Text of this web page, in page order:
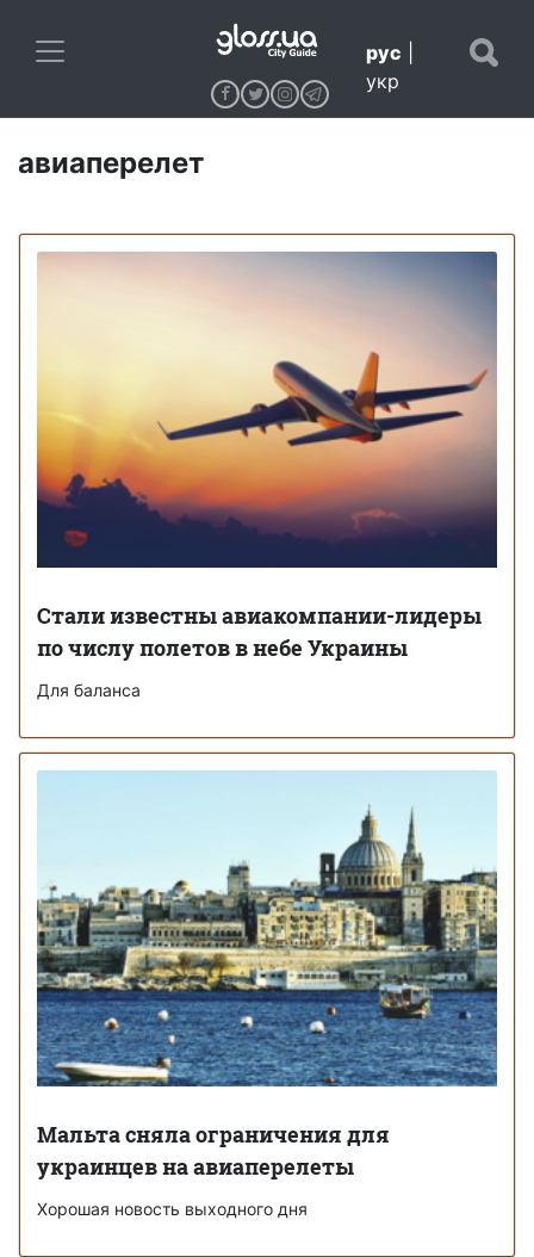
рус
укр
авиаперелет
Стали известны авиакомпании-лидеры
по числу полетов в небе Украины
Для баланса
Мальта сняла ограничения для
украинцев на авиаперелеты
Хорошая новость выходного дня